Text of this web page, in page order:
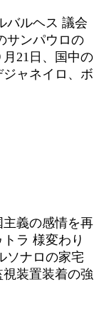
バルヘス 議会
ンパウロの
21日、国中の
ャネイロ、ボ
義の感情を再
ラ 様変わり
ナロの家宅
装置装着の強